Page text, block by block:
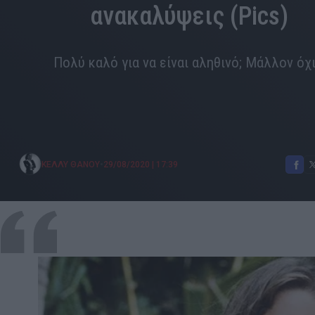
ανακαλύψεις (Pics)
Πολύ καλό για να είναι αληθινό; Μάλλον
ΚΕΛΛΥ ΘΑΝΟΥ• 29/08/2020 | 17:39